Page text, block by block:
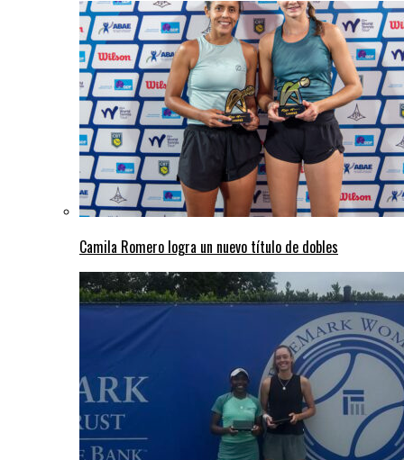
Camila Romero logra un nuevo título de dobles